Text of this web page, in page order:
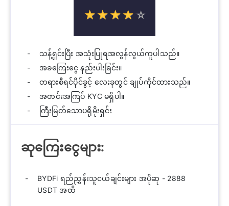
☆☆☆☆ ☆
★★★★ ★
သန့်ရှင်းပြီး အသုံးပြုရအလွန်လွယ်ကူပါသည်။
အခကြေးငွေ နည်းပါးခြင်း။
တရားစီရင်ပိုင်ခွင့် လေးခုတွင် ချုပ်ကိုင်ထားသည်။
အတင်းအကြပ် KYC မရှိပါ။
ကြီးမြတ်သောပရိုမိုးရှင်း
ဆုကြေးငွေများ:
BYDFi ရည်ညွှန်းသူငယ်ချင်းများ အပိုဆု - 2888
USDT အထိ